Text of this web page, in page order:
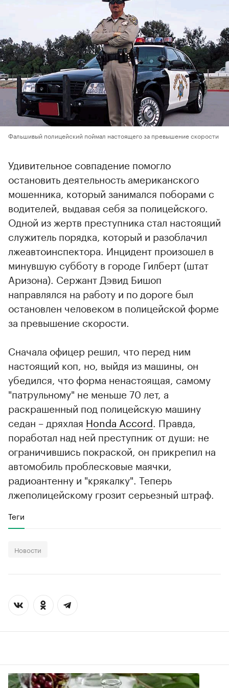
Фальшивый полицейский поймал настоящего за превышение скорости
Удивительное совпадение помогло
остановить деятельность американского
мошенника, который занимался поборами с
водителей, выдавая себя за полицейского.
Одной из жертв преступника стал настоящий
служитель порядка, который и разоблачил
лжеавтоинспектора. Инцидент произошел в
минувшую субботу в городе Гилберт (штат
Аризона). Сержант Дэвид Бишоп
направлялся на работу и по дороге был
остановлен человеком в полицейской форме
за превышение скорости.
Сначала офицер решил, что перед ним
настоящий коп, но, выйдя из машины, он
убедился, что форма ненастоящая, самому
"патрульному" не меньше 70 лет, а
раскрашенный под полицейскую машину
седан – дряхлая Honda Accord . Правда,
поработал над ней преступник от души: не
ограничившись покраской, он прикрепил на
автомобиль проблесковые маячки,
радиоантенну и "крякалку". Теперь
лжеполицейскому грозит серьезный штраф.
Теги
Новости